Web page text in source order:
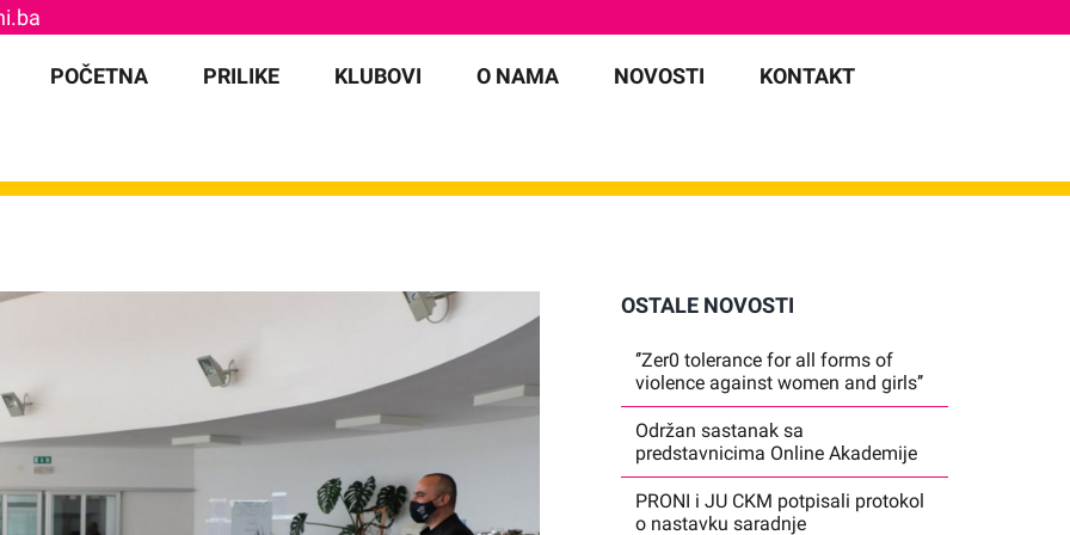
POČETNA PRILIKE KLUBOVI O NAMA NOVOSTI KONTAKT
OSTALE NOVOSTI
‘’Zer0 tolerance for all forms of
violence against women and girls’’
Održan sastanak sa
predstavnicima Online Akademije
PRONI i JU CKM potpisali protokol
o nastavku saradnje